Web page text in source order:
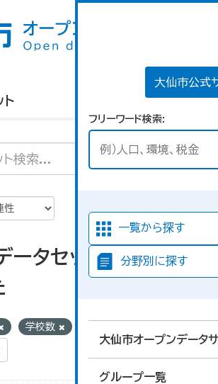
大仙市公式
フリーワード検索
一覧から探す
分野別に探す
大仙市オープンデータ
グループ一覧
ト
ータセットが見つか
学校数